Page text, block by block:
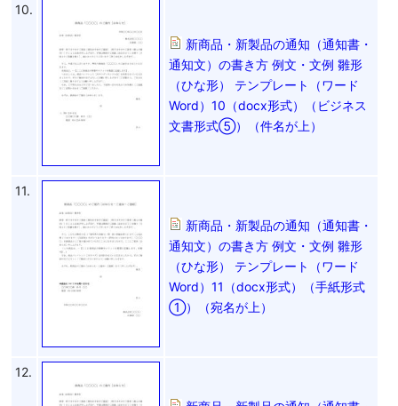
10.
新商品・新製品の通知（通知書・
通知文）の書き方 例文・文例 雛形
（ひな形） テンプレート（ワード
Word）10（docx形式）（ビジネス
文書形式⑤）（件名が上）
11.
新商品・新製品の通知（通知書・
通知文）の書き方 例文・文例 雛形
（ひな形） テンプレート（ワード
Word）11（docx形式）（手紙形式
①）（宛名が上）
12.